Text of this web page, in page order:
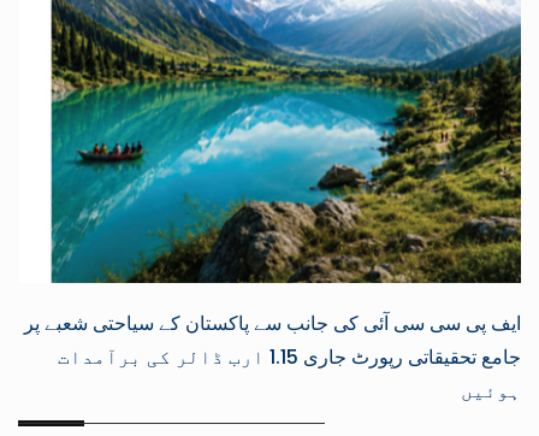
ایف پی سی سی آئی کی جانب سے پاکستان کے سیاحتی شعبے پر
جامع تحقیقاتی رپورٹ جاری 1.15 ارب ڈالر کی برآمدات
ہوئیں